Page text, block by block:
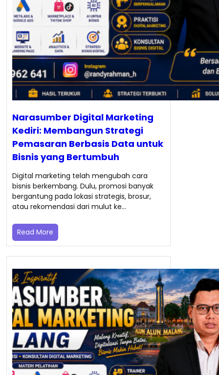
Narasumber Digital Marketing
Kediri: Membangun Strategi
Pemasaran Berbasis Data untuk
Bisnis yang Bertumbuh
Digital marketing telah mengubah cara
bisnis berkembang. Dulu, promosi banyak
bergantung pada lokasi strategis, brosur,
atau rekomendasi dari mulut ke…
Read More